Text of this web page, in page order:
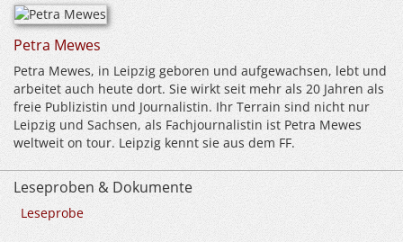
Petra Mewes
Petra Mewes, in Leipzig geboren und aufgewachsen, lebt und
arbeitet auch heute dort. Sie wirkt seit mehr als 20 Jahren als
freie Publizistin und Journalistin. Ihr Terrain sind nicht nur
Leipzig und Sachsen, als Fachjournalistin ist Petra Mewes
weltweit on tour. Leipzig kennt sie aus dem FF.
Leseproben & Dokumente
Leseprobe